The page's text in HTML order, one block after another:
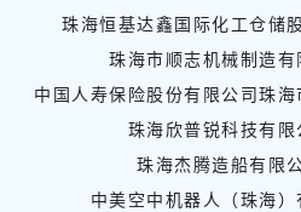
珠海恒基达鑫国际化工仓储
珠海市顺志机械制造有
中国人寿保险股份有限公司珠
珠海欣普锐科技有限
珠海杰腾造船有限
中美空中机器人（珠海